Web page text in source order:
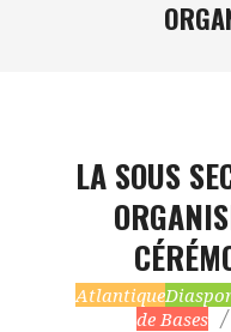
LA SOUS
2024-
Atlantique
de Bases